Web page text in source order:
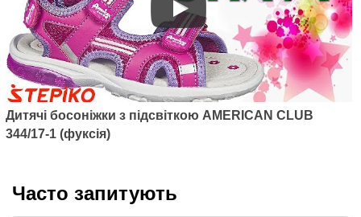
Дитячі босоніжки з підсвіткою AMERICAN CLUB
344/17-1 (фуксія)
Часто запитують